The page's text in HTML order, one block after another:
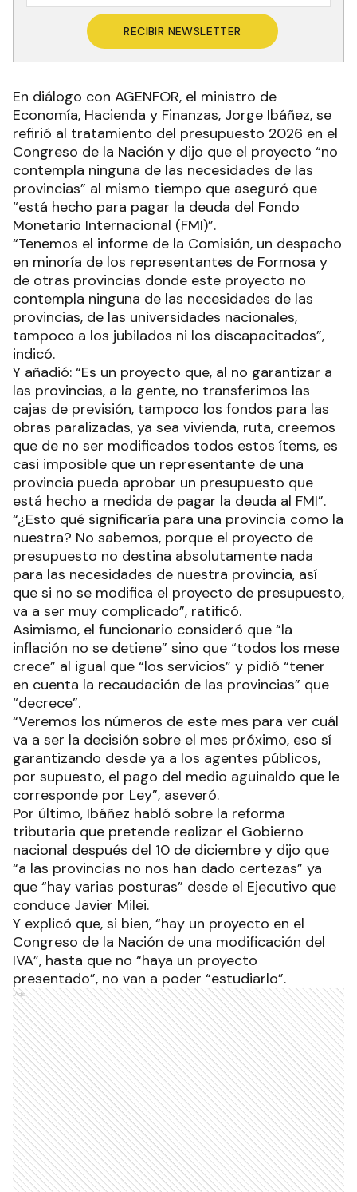
RECIBIR NEWSLETTER
En diálogo con AGENFOR, el ministro de
Economía, Hacienda y Finanzas, Jorge Ibáñez, se
refirió al tratamiento del presupuesto 2026 en el
Congreso de la Nación y dijo que el proyecto “no
contempla ninguna de las necesidades de las
provincias” al mismo tiempo que aseguró que
“está hecho para pagar la deuda del Fondo
Monetario Internacional (FMI)”.
“Tenemos el informe de la Comisión, un despacho
en minoría de los representantes de Formosa y
de otras provincias donde este proyecto no
contempla ninguna de las necesidades de las
provincias, de las universidades nacionales,
tampoco a los jubilados ni los discapacitados”,
indicó.
Y añadió: “Es un proyecto que, al no garantizar a
las provincias, a la gente, no transferimos las
cajas de previsión, tampoco los fondos para las
obras paralizadas, ya sea vivienda, ruta, creemos
que de no ser modificados todos estos ítems, es
casi imposible que un representante de una
provincia pueda aprobar un presupuesto que
está hecho a medida de pagar la deuda al FMI”.
“¿Esto qué significaría para una provincia como la
nuestra? No sabemos, porque el proyecto de
presupuesto no destina absolutamente nada
para las necesidades de nuestra provincia, así
que si no se modifica el proyecto de presupuesto,
va a ser muy complicado”, ratificó.
Asimismo, el funcionario consideró que “la
inflación no se detiene” sino que “todos los mese
crece” al igual que “los servicios” y pidió “tener
en cuenta la recaudación de las provincias” que
“decrece”.
“Veremos los números de este mes para ver cuál
va a ser la decisión sobre el mes próximo, eso sí
garantizando desde ya a los agentes públicos,
por supuesto, el pago del medio aguinaldo que le
corresponde por Ley”, aseveró.
Por último, Ibáñez habló sobre la reforma
tributaria que pretende realizar el Gobierno
nacional después del 10 de diciembre y dijo que
“a las provincias no nos han dado certezas” ya
que “hay varias posturas” desde el Ejecutivo que
conduce Javier Milei.
Y explicó que, si bien, “hay un proyecto en el
Congreso de la Nación de una modificación del
IVA”, hasta que no “haya un proyecto
presentado”, no van a poder “estudiarlo”.
Ads